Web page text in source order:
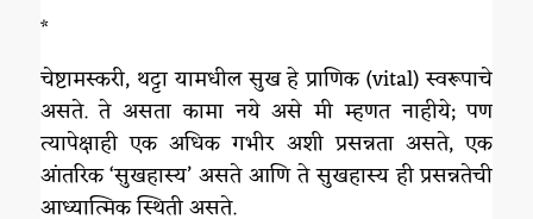
*
चेष्टामस्करी, थट्टा यामधील सुख हे प्राणिक (vital) स्वरूपाचे
असते. ते असता कामा नये असे मी म्हणत नाहीये; पण
त्यापेक्षाही एक अधिक गभीर अशी प्रसन्नता असते, एक
आंतरिक ‘सुखहास्य‌’ असते आणि ते सुखहास्य ही प्रसन्नतेची
आध्यात्मिक स्थिती असते.